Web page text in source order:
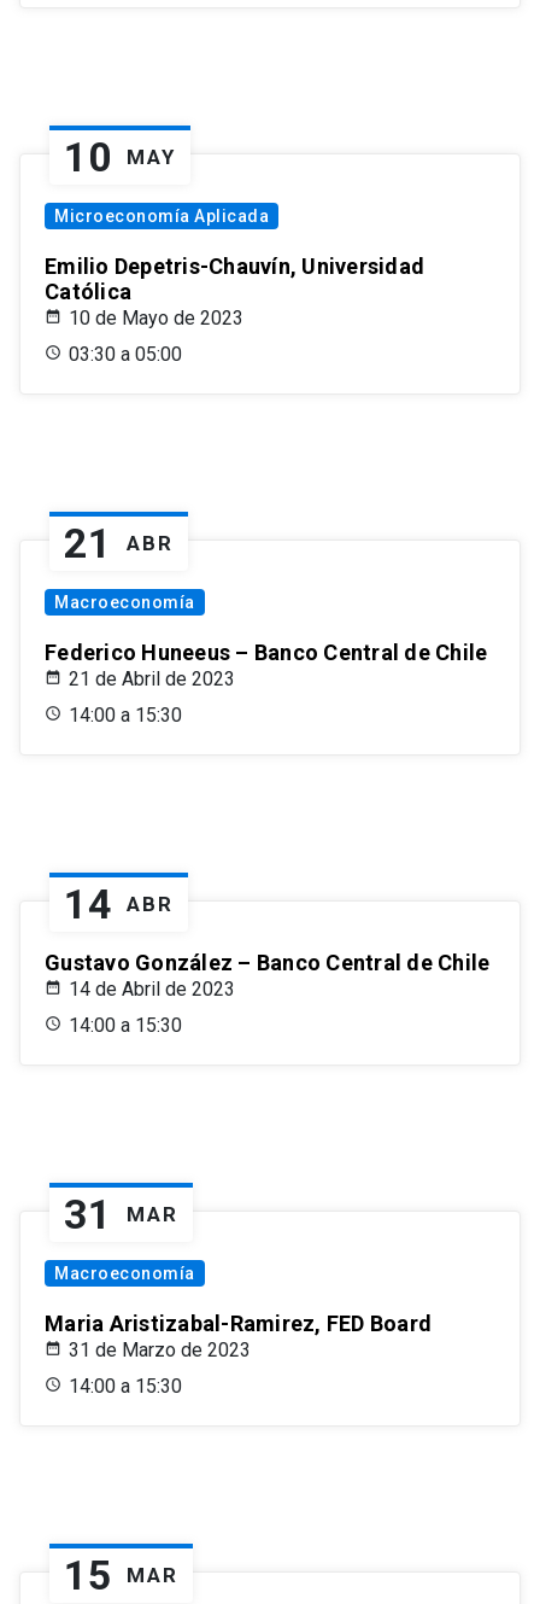
10 MAY
Microeconomía Aplicada
Emilio Depetris-Chauvín, Universidad
Católica
10 de Mayo de 2023
03:30 a 05:00
21 ABR
Macroeconomía
Federico Huneeus – Banco Central de Chile
21 de Abril de 2023
14:00 a 15:30
14 ABR
Gustavo González – Banco Central de Chile
14 de Abril de 2023
14:00 a 15:30
31 MAR
Macroeconomía
Maria Aristizabal-Ramirez, FED Board
31 de Marzo de 2023
14:00 a 15:30
15 MAR